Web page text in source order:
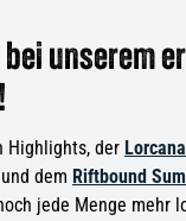
unserem
Highlights, der
und dem Riftbound
jede Menge mehr